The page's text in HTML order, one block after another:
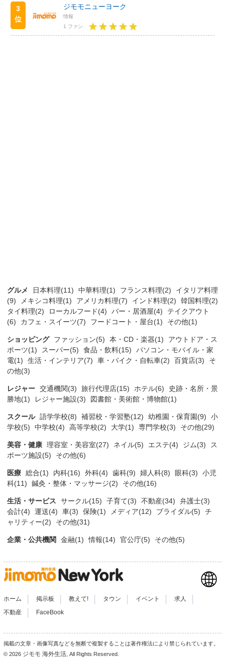
3
位
ジモモニューヨーク
情報
1 ファン
グルメ 日本料理(11) 中華料理(1) フランス料理(2)
イタリア料理
(9)
メキシコ料理(1) アメリカ料理(7) インド料理(2)
韓国料理(2)
タイ料理(2)
ローカルフード(4) バー・居酒屋(4)
テイクアウト
(6)
カフェ・スイーツ(7) フードコート・屋台(1) その他(1)
ショッピング ファッション(5) 本・CD・楽器(1)
アウトドア・ス
ポーツ(1)
スーパー(5) 食品・飲料(15)
パソコン・モバイル・家
電(1)
生活・インテリア(7) 車・バイク・自転車(2) 百貨店(3)
そ
の他(3)
レジャー 交通機関(3) 旅行代理店(15) ホテル(6)
史跡・名所・景
勝地(1)
レジャー施設(3) 図書館・美術館・博物館(1)
スクール 語学学校(8) 補習校・学習塾(12) 幼稚園・保育園(9)
小
学校(5)
中学校(4) 高等学校(2) 大学(1) 専門学校(3) その他(29)
美容・健康 理容室・美容室(27) ネイル(5) エステ(4) ジム(3)
ス
ポーツ施設(5)
その他(6)
医療 総合(1) 内科(16) 外科(4) 歯科(9) 婦人科(8) 眼科(3)
小児
科(11)
鍼灸・整体・マッサージ(2) その他(16)
生活・サービス サークル(15) 子育て(3) 不動産(34)
弁護士(3)
会計(4)
運送(4) 車(3) 保険(1) メディア(12) ブライダル(5)
チ
ャリティー(2)
その他(31)
企業・公共機関 金融(1) 情報(14) 官公庁(5) その他(5)
ホーム 掲示板 教えて! タウン イベント 求人
不動産 FaceBook
掲載の文章・画像写真などを無断で複製することは著作権法により禁じられています。
© 2026 ジモモ 海外生活 , All Rights Reserved.